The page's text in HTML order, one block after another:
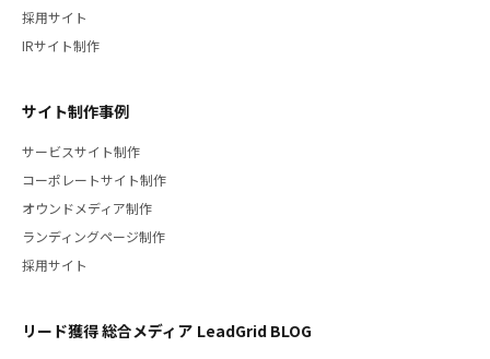
採用サイト
IRサイト制作
サイト制作事例
サービスサイト制作
コーポレートサイト制作
オウンドメディア制作
ランディングページ制作
採用サイト
リード獲得 総合メディア LeadGrid BLOG